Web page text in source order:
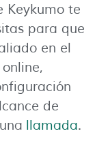
Keykumo te
para que
en el
de
llamada.